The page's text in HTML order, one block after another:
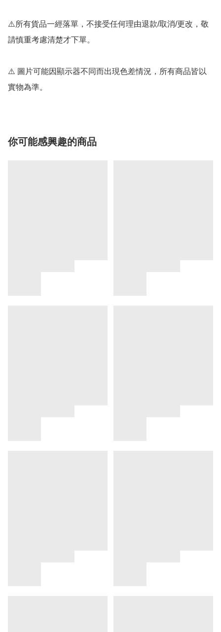
⚠️所有貨品一經落單，不接受任何理由退款/取消/更改，敬
請慎重考慮清楚才下單。
⚠️ 圖片可能因顯示器不同而出現色差情況，所有商品皆以
實物為準。
你可能感興趣的商品